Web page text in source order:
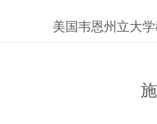
美国韦恩州立大